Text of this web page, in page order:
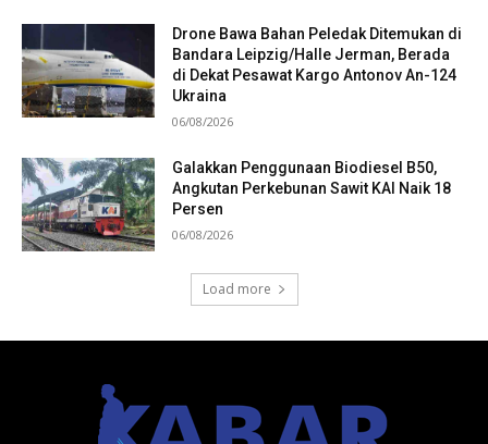
Drone Bawa Bahan Peledak Ditemukan di
Bandara Leipzig/Halle Jerman, Berada
di Dekat Pesawat Kargo Antonov An-124
Ukraina
06/08/2026
Galakkan Penggunaan Biodiesel B50,
Angkutan Perkebunan Sawit KAI Naik 18
Persen
06/08/2026
Load more